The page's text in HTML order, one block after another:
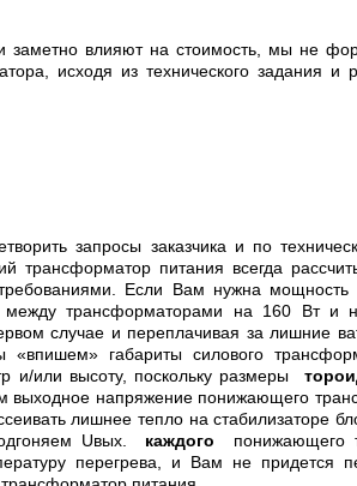
заметно влияют на стоимость, мы не
исходя из технического задания и
запросы заказчика и по
трансформатор питания всегда
Если Вам нужна
между трансформаторами на 160 Вт и
случае и переплачивая за лишние
габариты силового
и/или высоту, поскольку размеры
выходное напряжение понижающего
лишнее тепло на стабилизаторе
Uвых. каждого
понижающего
перегрева, и Вам не придется